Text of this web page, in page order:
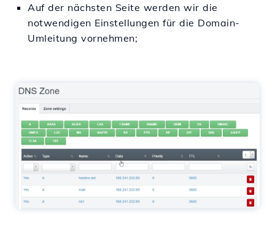
Auf der nächsten Seite werden wir die
notwendigen Einstellungen für die Domain-
Umleitung vornehmen;